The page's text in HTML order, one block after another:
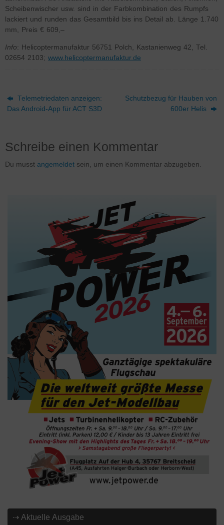
Scheibenwischer usw. sind in der Farbkombination des Rumpfs
lackiert und runden das Gesamtbild bis ins Detail ab. Länge 1.740
mm, Preis € 609,–
Info: Helicoptermanufaktur 56751 Polch, Kastanienweg 42, Tel.
02654 2103; www.helicoptermanufaktur.de
Telemetriedaten anzeigen:
Das Android-App für ACT S3D
Schutzbezug für Hauben von
600er Helis
Schreibe einen Kommentar
Du musst angemeldet sein, um einen Kommentar abzugeben.
⇢ Aktuelle Ausgabe